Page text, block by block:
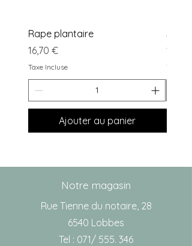
Rape plantaire
Prix
16,70 €
Taxe Incluse
Ajouter au panier
Stylet
Prix
1,82 €
Taxe
Notre magasin
Rue Tienne du notaire, 28
6540 Lobbes
Tel : 071/ 555. 346